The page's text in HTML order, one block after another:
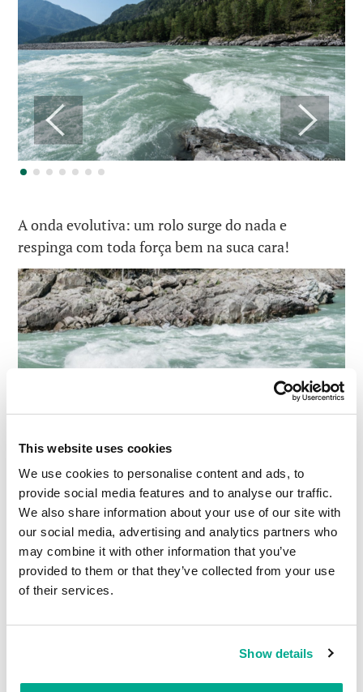
This website uses cookies
We use cookies to personalise content and ads, to
provide social media features and to analyse our traffic.
We also share information about your use of our site with
our social media, advertising and analytics partners who
may combine it with other information that you’ve
provided to them or that they’ve collected from your use
of their services.
Show details
A onda evolutiva: um rolo surge do nada e
respinga com toda força bem na suca cara!
Mas já deu de observar – hora de cair na água. E foi
isso que fizemos, sem grandes incidentes.